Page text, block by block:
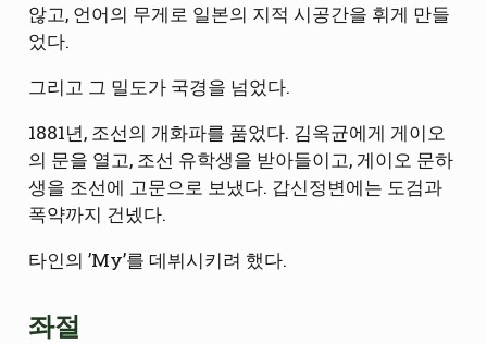
않고, 언어의 무게로 일본의 지적 시공간을 휘게 만들
었다.
그리고 그 밀도가 국경을 넘었다.
1881년, 조선의 개화파를 품었다. 김옥균에게 게이오
의 문을 열고, 조선 유학생을 받아들이고, 게이오 문하
생을 조선에 고문으로 보냈다. 갑신정변에는 도검과
폭약까지 건넸다.
타인의 ’My’를 데뷔시키려 했다.
좌절